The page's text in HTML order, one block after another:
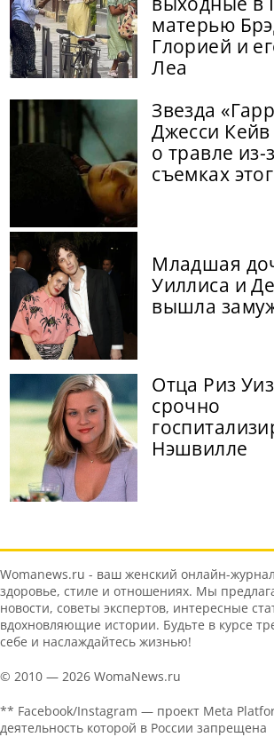
матерью
Глорией и
Леа
Звезда
Джесси Кейв
о травле из-
съемках
Младшая
Уиллиса и
вышла
Отца Риз
срочно
Нэшвилле
Womanews.ru - ваш женский онлайн-
здоровье, стиле и отношениях. Мы
новости, советы экспертов, интересные
вдохновляющие истории. Будьте в курсе
себе и наслаждайтесь жизнью!
© 2010 — 2026 WomaNews.ru
** Facebook/Instagram — проект Meta
деятельность которой в России запрещена